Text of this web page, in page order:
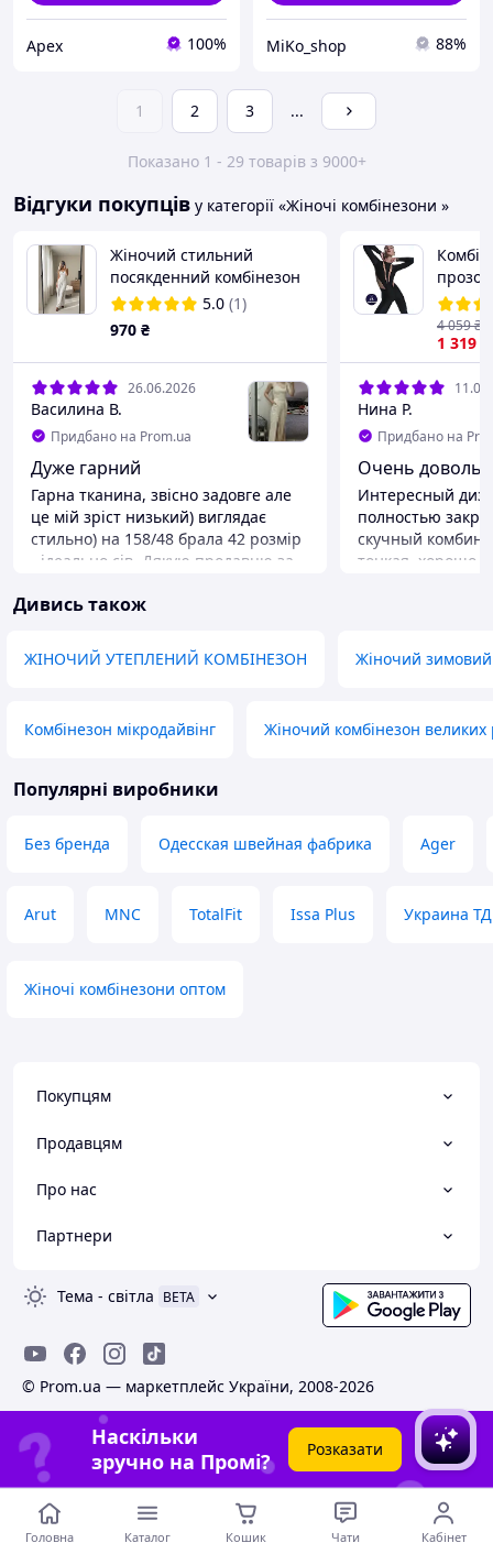
Apex 100% MiKo_shop 88%
1 2 3 ...
Показано 1 - 29 товарів з 9000+
Відгуки покупців у категорії «Жіночі комбінезони »
Жіночий стильний
посякденний комбінезон
із костюмної тканини
5.0 (1)
970 ₴
26.06.2026
Василина В.
Придбано на Prom.ua
Дуже гарний
Гарна тканина, звісно задовге але
це мій зріст низький) виглядає
стильно) на 158/48 брала 42 розмір
- ідеально сів. Дякую продавцю за
Переваги
1 319
4 059₴
Нина Р.
Придбано на
Очень
Интересный
полностью
скучный
тонкая, хорошо
сверили замеры
быстро приехал.
только пять!
Продавец
Дивись також
ЖІНОЧИЙ УТЕПЛЕНИЙ КОМБІНЕЗОН Жіночий зимовий
Комбінезон мікродайвінг Жіночий комбінезон великих
Популярні виробники
Без бренда Одесская швейная фабрика Ager
Arut MNC TotalFit Issa Plus Украина ТД
Жіночі комбінезони оптом
Покупцям
Продавцям
Про нас
Партнери
Тема - світла BETA
© Prom.ua — маркетплейс України, 2008-2026
Наскільки
зручно на Промі?
Розказати
Головна Каталог Кошик Чати Кабінет